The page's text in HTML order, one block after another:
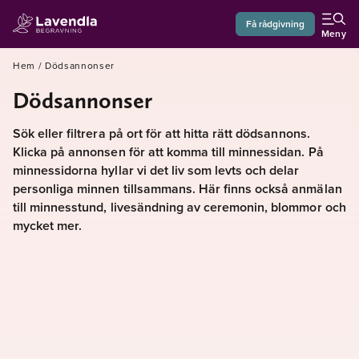
Få rådgivning
Meny
Hem / Dödsannonser
Dödsannonser
Sök eller filtrera på ort för att hitta rätt dödsannons.
Klicka på annonsen för att komma till minnessidan. På
minnessidorna hyllar vi det liv som levts och delar
personliga minnen tillsammans. Här finns också anmälan
till minnesstund, livesändning av ceremonin, blommor och
mycket mer.